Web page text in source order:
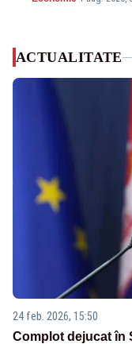
ACTUALITATE
24 feb. 2026, 15:50
Complot dejucat în